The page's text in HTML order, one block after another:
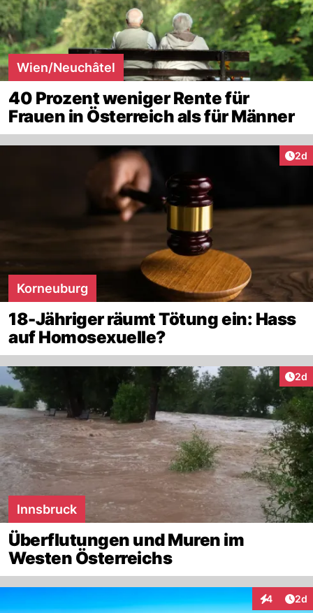
Wien/Neuchâtel
40 Prozent weniger Rente für
Frauen in Österreich als für Männer
2d
Korneuburg
18-Jähriger räumt Tötung ein: Hass
auf Homosexuelle?
2d
Innsbruck
Überflutungen und Muren im
Westen Österreichs
4 2d